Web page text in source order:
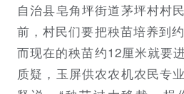
自治县皂角坪街道茅坪村村
前，村民们要把秧苗培养到
而现在的秧苗约12厘米就要
质疑，玉屏供农农机农民专